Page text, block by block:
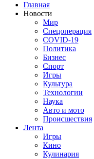
Главная
Новости
Мир
Спецоперация
COVID-19
Политика
Бизнес
Спорт
Игры
Культура
Технологии
Наука
Авто и мото
Происшествия
Лента
Игры
Кино
Кулинария